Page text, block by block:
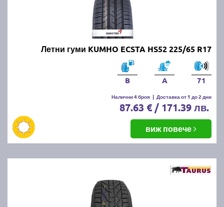
Летни гуми KUMHO ECSTA HS52 225/65 R17
B A 71
Налични 4 броя | Доставка от 1 до 2 дни
87.63 € / 171.39 лв.
виж повече